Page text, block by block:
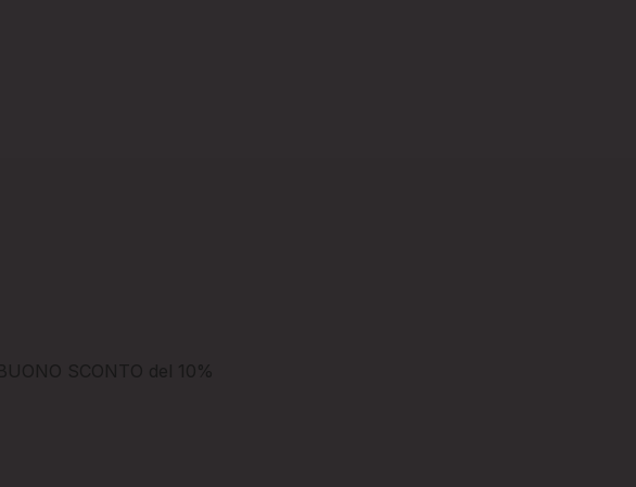
BUONO SCONTO del 10%